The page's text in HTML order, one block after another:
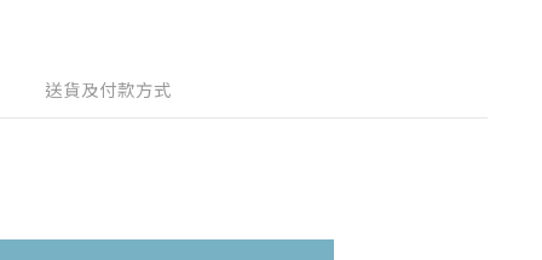
送貨及付款方式